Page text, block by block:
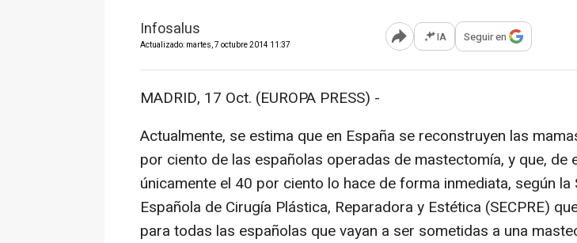
Infosalus
Actualizado: martes, 7 octubre 2014 11:37 Abrir opciones para compartir
IA Seguir en
MADRID, 17 Oct. (EUROPA PRESS) -
Actualmente, se estima que en España se reconstruyen las
por ciento de las españolas operadas de mastectomía, y que, de
únicamente el 40 por ciento lo hace de forma inmediata, según la
Española de Cirugía Plástica, Reparadora y Estética (SECPRE)
para todas las españolas que vayan a ser sometidas a una